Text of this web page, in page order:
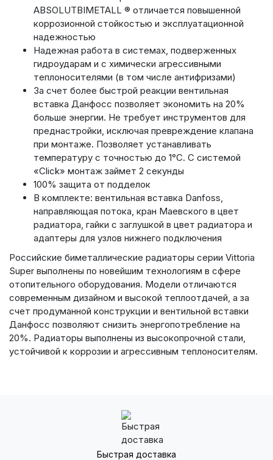
ABSOLUTBIMETALL ® отличается повышенной
коррозионной стойкостью и эксплуатационной
надежностью
Надежная работа в системах, подверженных
гидроударам и с химически агрессивными
теплоносителями (в том числе антифризами)
За счет более быстрой реакции вентильная
вставка Данфосс позволяет экономить на 20%
больше энергии. Не требует инструментов для
преднастройки, исключая превреждение клапана
при монтаже. Позволяет устанавливать
температуру с точностью до 1°C. С системой
«Click» монтаж займет 2 секунды
100% защита от подделок
В комплекте: вентильная вставка Danfoss,
направляющая потока, кран Маевского в цвет
радиатора, гайки с заглушкой в цвет радиатора и
адаптеры для узлов нижнего подключения
Российские биметаллические радиаторы серии Vittoria
Super выполнены по новейшим технологиям в сфере
отопительного оборудования. Модели отличаются
современным дизайном и высокой теплоотдачей, а за
счет продуманной конструкции и вентильной вставки
Данфосс позволяют снизить энергопотребление на
20%. Радиаторы выполнены из высокопрочной стали,
устойчивой к коррозии и агрессивным теплоносителям.
Быстрая доставка